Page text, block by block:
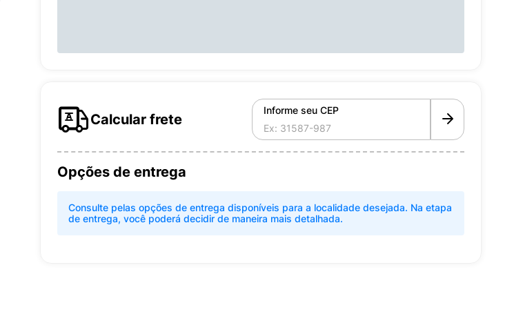
Calcular frete
Informe seu CEP
Opções de entrega
Consulte pelas opções de entrega disponíveis para a localidade desejada. Na etapa
de entrega, você poderá decidir de maneira mais detalhada.